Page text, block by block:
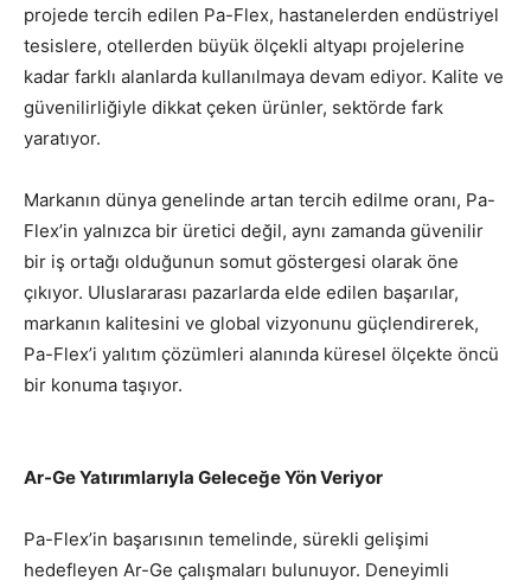
projede tercih edilen Pa-Flex, hastanelerden endüstriyel
tesislere, otellerden büyük ölçekli altyapı projelerine
kadar farklı alanlarda kullanılmaya devam ediyor. Kalite ve
güvenilirliğiyle dikkat çeken ürünler, sektörde fark
yaratıyor.
Markanın dünya genelinde artan tercih edilme oranı, Pa-
Flex’in yalnızca bir üretici değil, aynı zamanda güvenilir
bir iş ortağı olduğunun somut göstergesi olarak öne
çıkıyor. Uluslararası pazarlarda elde edilen başarılar,
markanın kalitesini ve global vizyonunu güçlendirerek,
Pa-Flex’i yalıtım çözümleri alanında küresel ölçekte öncü
bir konuma taşıyor.
Ar-Ge Yatırımlarıyla Geleceğe Yön Veriyor
Pa-Flex’in başarısının temelinde, sürekli gelişimi
hedefleyen Ar-Ge çalışmaları bulunuyor. Deneyimli